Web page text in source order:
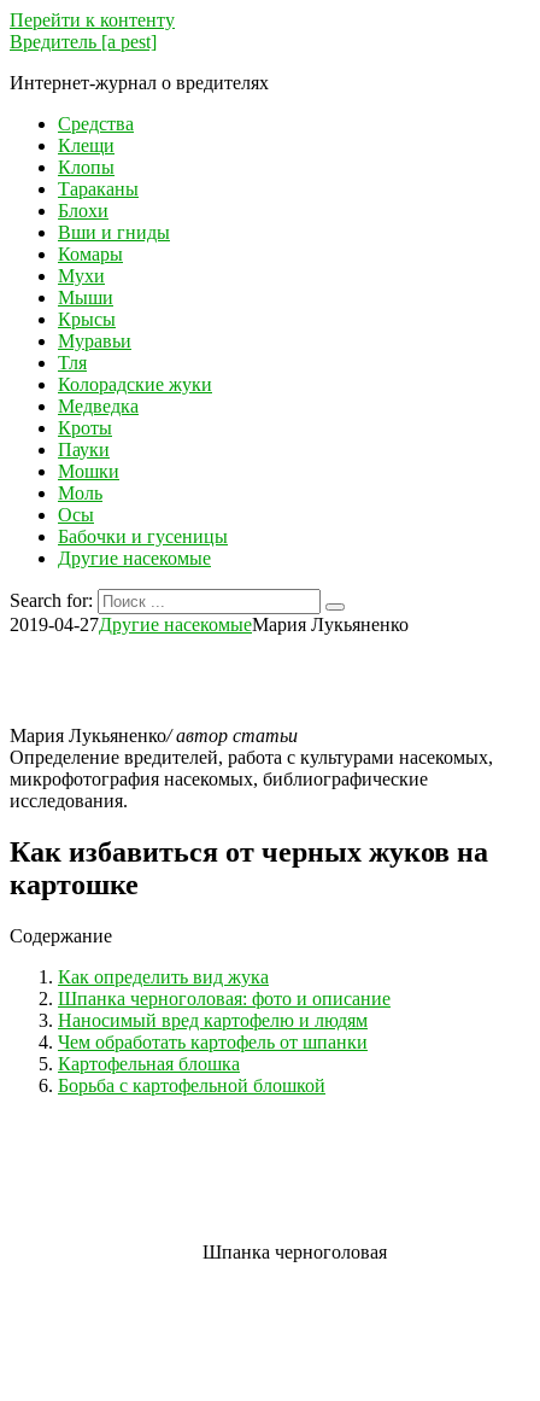
Перейти к контенту
Вредитель [a pest]
Интернет-журнал о вредителях
Средства
Клещи
Клопы
Тараканы
Блохи
Вши и гниды
Комары
Мухи
Мыши
Крысы
Муравьи
Тля
Колорадские жуки
Медведка
Кроты
Пауки
Мошки
Моль
Осы
Бабочки и гусеницы
Другие насекомые
Search for:
2019-04-27Другие насекомыеМария Лукьяненко
Мария Лукьяненко/ автор статьи
Определение вредителей, работа с культурами насекомых,
микрофотография насекомых, библиографические
исследования.
Как избавиться от черных жуков на
картошке
Содержание
Как определить вид жука
Шпанка черноголовая: фото и описание
Наносимый вред картофелю и людям
Чем обработать картофель от шпанки
Картофельная блошка
Борьба с картофельной блошкой
Шпанка черноголовая